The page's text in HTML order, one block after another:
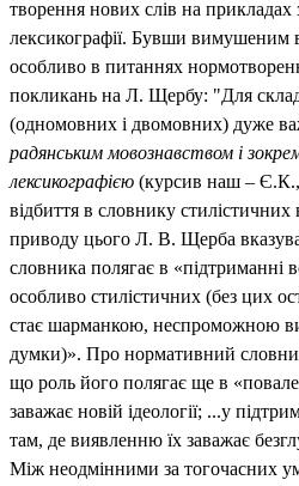
творення нових слів на прикладах
лексикографії. Бувши вимушеним
особливо в питаннях
покликань на Л. Щербу: "Для
(одномовних і двомовних) дуже
радянським мовознавством і
лексикографією (курсив наш –
відбиття в словнику стилістичних
приводу цього Л. В. Щерба
словника полягає в «підтриманні
особливо стилістичних (без цих
стає шарманкою, неспроможною
думки)». Про нормативний
що роль його полягає ще в
заважає новій ідеології; ...у
там, де виявленню їх заважає
Між неодмінними за тогочасних